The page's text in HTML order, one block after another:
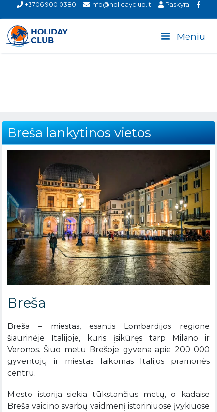
+3706 900 0380 info@holidayclub.lt Paskyra
Meniu
Breša lankytinos vietos
Breša
Breša – miestas, esantis Lombardijos regione
šiaurinėje Italijoje, kuris įsikūręs tarp Milano ir
Veronos. Šiuo metu Brešoje gyvena apie 200 000
gyventojų ir miestas laikomas Italijos pramonės
centru.
Miesto istorija siekia tūkstančius metų, o kadaise
Breša vaidino svarbų vaidmenį istoriniuose įvykiuose